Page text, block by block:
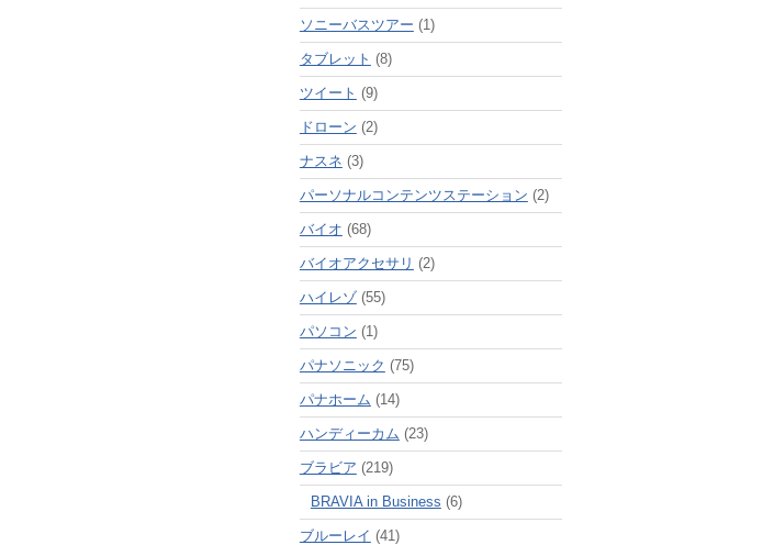
ソニーバスツアー (1)
タブレット (8)
ツイート (9)
ドローン (2)
ナスネ (3)
パーソナルコンテンツステーション (2)
バイオ (68)
バイオアクセサリ (2)
ハイレゾ(55)
パソコン (1)
パナソニック (75)
パナホーム (14)
ハンディーカム (23)
ブラビア (219)
BRAVIA in Business (6)
ブルーレイ (41)